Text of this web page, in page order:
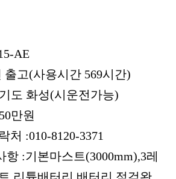
AE
출고(사용시간 569시간)
도 화성(시운전가능)
만원
처 :010-8120-3371
항 :기본마스트(3000mm),3레
,리튬배터리,배터리 점검완